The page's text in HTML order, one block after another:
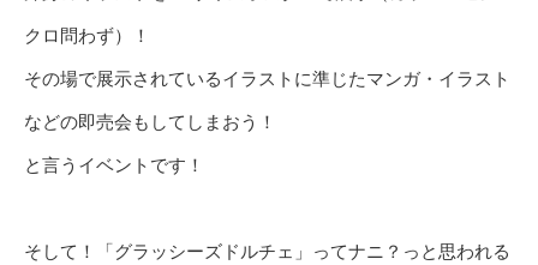
クロ問わず）！
その場で展示されているイラストに準じたマンガ・イラスト
などの即売会もしてしまおう！
と言うイベントです！
そして！「グラッシーズドルチェ」ってナニ？っと思われる